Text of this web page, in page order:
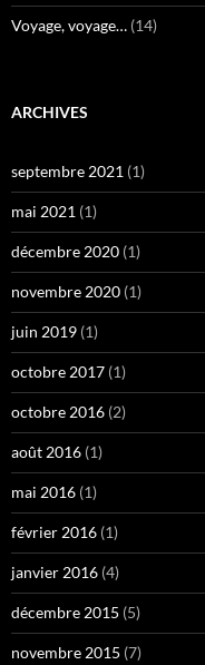
Voyage, voyage… (14)
ARCHIVES
septembre 2021 (1)
mai 2021 (1)
décembre 2020 (1)
novembre 2020 (1)
juin 2019 (1)
octobre 2017 (1)
octobre 2016 (2)
août 2016 (1)
mai 2016 (1)
février 2016 (1)
janvier 2016 (4)
décembre 2015 (5)
novembre 2015 (7)